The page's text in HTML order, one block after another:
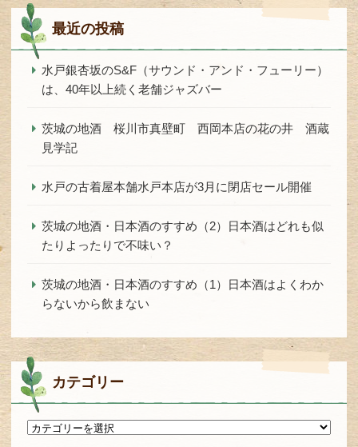
最近の投稿
水戸銀杏坂のS&F（サウンド・アンド・フューリー）
は、40年以上続く老舗ジャズバー
茨城の地酒 桜川市真壁町 西岡本店の花の井 酒蔵
見学記
水戸の古着屋本舗水戸本店が3月に閉店セール開催
茨城の地酒・日本酒のすすめ（2）日本酒はどれも似
たりよったりで不味い？
茨城の地酒・日本酒のすすめ（1）日本酒はよくわか
らないから飲まない
カテゴリー
カ